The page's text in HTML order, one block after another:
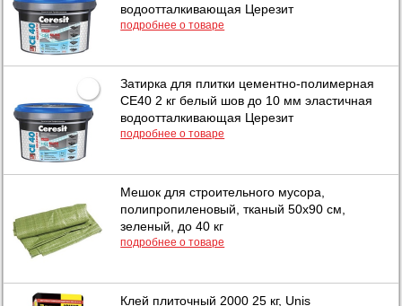
водоотталкивающая Церезит
подробнее о товаре
Затирка для плитки цементно-полимерная
CE40 2 кг белый шов до 10 мм эластичная
водоотталкивающая Церезит
подробнее о товаре
Мешок для строительного мусора,
полипропиленовый, тканый 50х90 см,
зеленый, до 40 кг
подробнее о товаре
Клей плиточный 2000 25 кг, Unis